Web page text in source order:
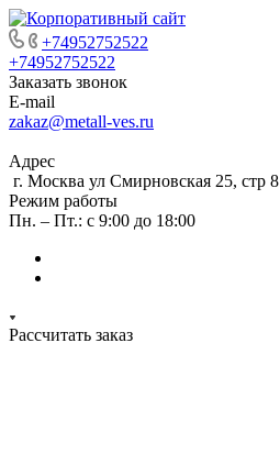
+74952752522
+74952752522
Заказать звонок
E-mail
zakaz@metall-ves.ru
Адрес
г. Москва ул Смирновская 25, стр 8
Режим работы
Пн. – Пт.: с 9:00 до 18:00
Рассчитать заказ